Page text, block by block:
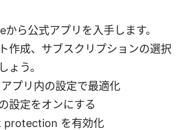
ら公式アプリを入手します。
作成、サブスクリプションの選択
ょう。
プリ内の設定で最適化
設定をオンにする
protection を有効化